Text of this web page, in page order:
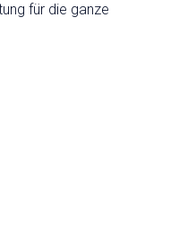
für die ganze